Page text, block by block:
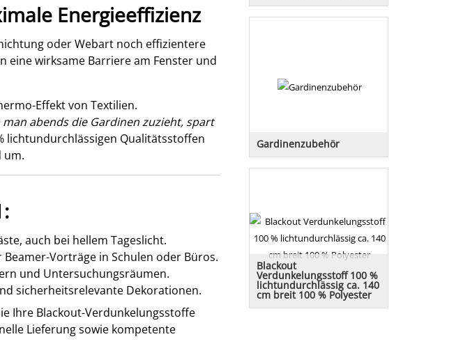
Alle Gardinenstoffe sind
permanent flammenhemmend,
Gardinenzubehör
Gleich mitbestellen:
Gardinenröllchen,
Blackout
Verdunkelungsstoff 100 %
lichtundurchlässig ca. 140
cm breit 100 % Polyester
Blackoutstoff mit schöner
Energieeffizienz
oder Webart noch effizientere
eine wirksame Barriere am Fenster und
Effekt von Textilien.
man abends die Gardinen zuzieht, spart
lichtundurchlässigen Qualitätsstoffen
um.
auch bei hellem Tageslicht.
Vorträge in Schulen oder Büros.
und Untersuchungsräumen.
sicherheitsrelevante Dekorationen.
Ihre Blackout-Verdunkelungsstoffe
Lieferung sowie kompetente